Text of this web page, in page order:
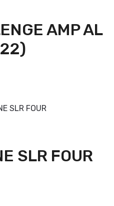
AMP AL
SLR FOUR